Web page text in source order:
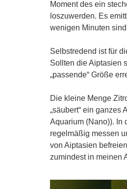
Moment des ein
loszuwerden. Es
wenigen Minuten
Selbstredend ist für
Sollten die Aiptasien
„passende“ Größe
Die kleine Menge
„säubert“ ein ganzes
Aquarium (Nano)). In
regelmäßig messen
von Aiptasien
zumindest in meinen